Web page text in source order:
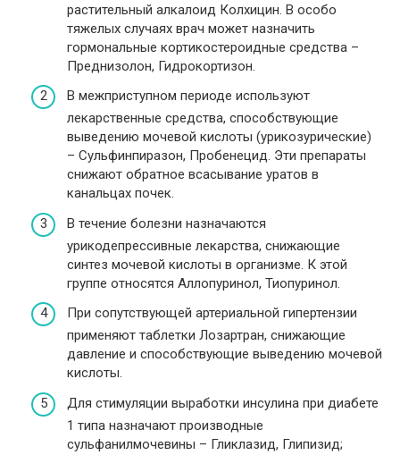
растительный алкалоид Колхицин. В особо
тяжелых случаях врач может назначить
гормональные кортикостероидные средства –
Преднизолон, Гидрокортизон.
В межприступном периоде используют
лекарственные средства, способствующие
выведению мочевой кислоты (урикозурические)
– Сульфинпиразон, Пробенецид. Эти препараты
снижают обратное всасывание уратов в
канальцах почек.
В течение болезни назначаются
урикодепрессивные лекарства, снижающие
синтез мочевой кислоты в организме. К этой
группе относятся Аллопуринол, Тиопуринол.
При сопутствующей артериальной гипертензии
применяют таблетки Лозартран, снижающие
давление и способствующие выведению мочевой
кислоты.
Для стимуляции выработки инсулина при диабете
1 типа назначают производные
сульфанилмочевины – Гликлазид, Глипизид;